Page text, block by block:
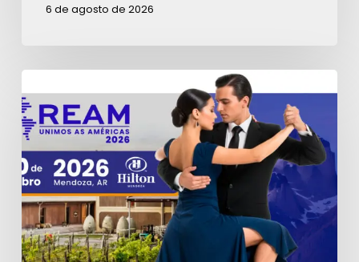
6 de agosto de 2026
regressiva
para
a
REAM
2026:
garanta
seu